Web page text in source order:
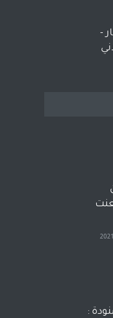
-
كتب
: